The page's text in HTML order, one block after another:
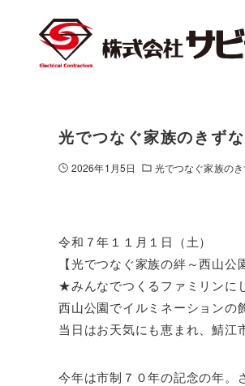
光でつなぐ家族のきず
2026年1月5日 光でつなぐ家族のき
令和７年１１月１日（土）
【光でつなぐ家族の絆～西山公
★みんなでつくるファミリンに
西山公園でイルミネーションの
当日はお天気にも恵まれ、鯖江
今年は市制７０年の記念の年。